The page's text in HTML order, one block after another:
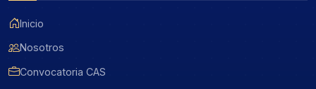
Inicio
Nosotros
Convocatoria CAS